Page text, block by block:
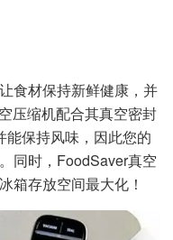
食材保持新鲜健康，并
压缩机配合其真空密封
保持风味，因此您的
同时，FoodSaver真空
箱存放空间最大化！